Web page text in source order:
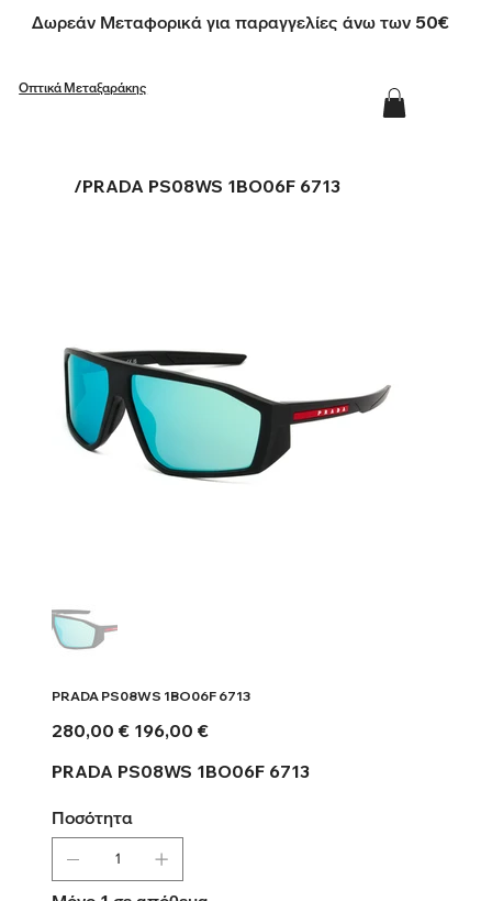
Δωρεάν Μεταφορικά για παραγγελίες άνω των 50€
Οπτικά Μεταξαράκης
/PRADA PS08WS 1BO06F 6713
PRADA PS08WS 1BO06F 6713
Αρχική
τιμή
280,00 €
Τιμή
έκπτωσης
196,00 €
PRADA PS08WS 1BO06F 6713
Ποσότητα